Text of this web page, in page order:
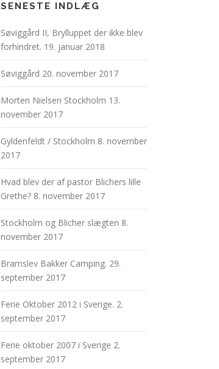
SENESTE INDLÆG
Søviggård II, Brylluppet der ikke blev
forhindret. 19. januar 2018
Søviggård 20. november 2017
Morten Nielsen Stockholm 13.
november 2017
Gyldenfeldt / Stockholm 8. november
2017
Hvad blev der af pastor Blichers lille
Grethe? 8. november 2017
Stockholm og Blicher slægten 8.
november 2017
Bramslev Bakker Camping. 29.
september 2017
Ferie Oktober 2012 i Sverige. 2.
september 2017
Ferie oktober 2007 i Sverige 2.
september 2017